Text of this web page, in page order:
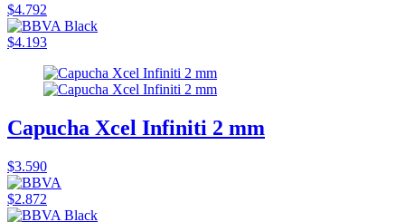
$4.792
$4.193
Capucha Xcel Infiniti 2 mm
$3.590
$2.872